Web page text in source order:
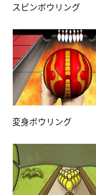
スピンボウリング
変身ボウリング